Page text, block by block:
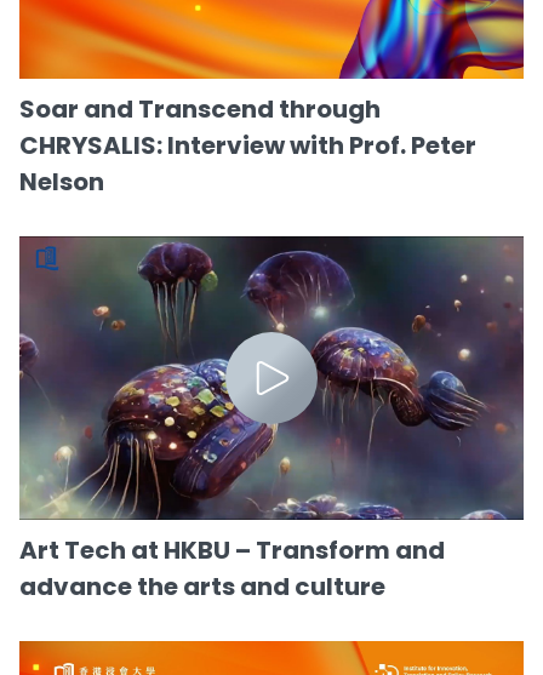
Soar and Transcend through
CHRYSALIS: Interview with Prof. Peter
Nelson
Art Tech at HKBU – Transform and
advance the arts and culture